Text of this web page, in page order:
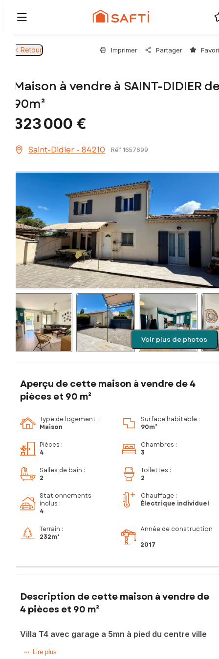
Retour Imprimer Partager
Maison à vendre à SAINT-DIDIER de
90m²
323 000 €
Saint-Didier - 84210 Réf 1657699
Voir plus de photos
Aperçu de cette maison à vendre de 4
pièces et 90 m²
Type de logement :
Maison
Surface habitable :
90m²
Pièces :
4
Chambres :
3
Salles de bain :
2
Toilettes :
2
Stationnements
inclus :
4
Chauffage :
Électrique individuel
Terrain :
232m²
Année de construction
:
2017
Description de cette maison à vendre de
4 pièces et 90 m²
Villa T4 avec garage a 5mn à pied du centre ville
À seulement 40 minutes de la gare Avignon TGV,
Lire plus